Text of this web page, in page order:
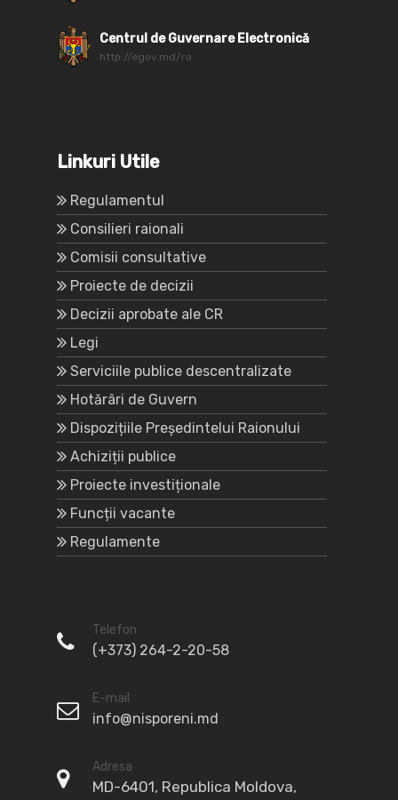
Centrul de Guvernare Electronică
http://egov.md/ro
Linkuri Utile
Regulamentul
Consilieri raionali
Comisii consultative
Proiecte de decizii
Decizii aprobate ale CR
Legi
Serviciile publice descentralizate
Hotărâri de Guvern
Dispozițiile Președintelui Raionului
Achiziții publice
Proiecte investiționale
Funcții vacante
Regulamente
Telefon
(+373) 264-2-20-58
E-mail
info@nisporeni.md
Adresa
MD-6401, Republica Moldova,